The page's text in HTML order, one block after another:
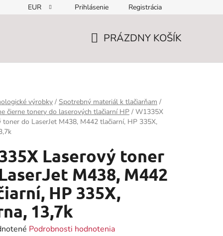
EUR Prihlásenie Registrácia
PRÁZDNY KOŠÍK
výrobky / Spotrebný materiál k tlačiarňam /
čierne tonery do laserových tlačiarní HP / W1335X
toner do LaserJet M438, M442 tlačiarní, HP 335X,
Laserový toner
M438, M442
HP 335X,
13,7k
Podrobnosti hodnotenia